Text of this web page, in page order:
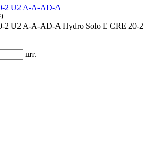
2 U2 A-A-AD-A
2 U2 A-A-AD-A Hydro Solo E CRE 20-2
шт.